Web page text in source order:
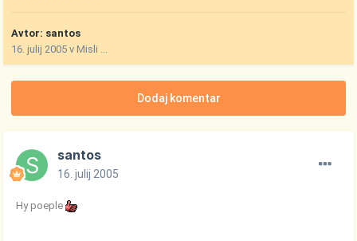
Avtor: santos
16. julij 2005 vMisli ...
Dodaj komentar
santos
16. julij 2005
Hy poeple